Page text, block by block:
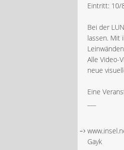
Eintritt: 10/
Bei der
lassen. Mit
Alle Video-
neue
Eine
Gayk